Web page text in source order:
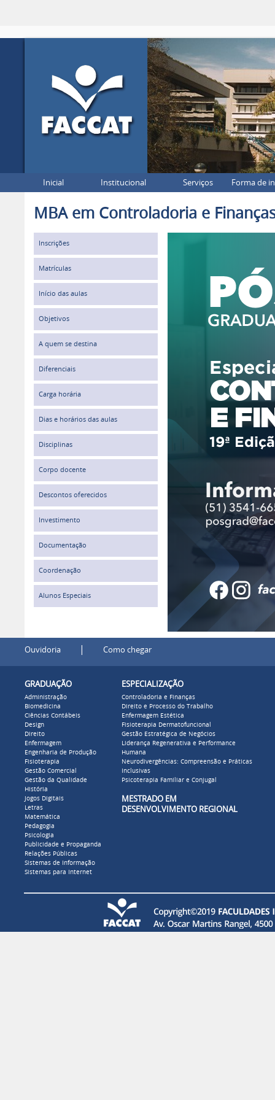
Inicial Institucional Serviços Forma de
MBA em Controladoria e
Inscrições
Matrículas
Início das aulas
Objetivos
A quem se destina
Diferenciais
Carga horária
Dias e horários das aulas
Disciplinas
Corpo docente
Descontos oferecidos
Investimento
Documentação
Coordenação
Alunos Especiais
Ouvidoria | Como chegar
GRADUAÇÃO
Administração
Biomedicina
Ciências Contábeis
Design
Direito
Enfermagem
Engenharia de Produção
Fisioterapia
Gestão Comercial
Gestão da Qualidade
História
Jogos Digitais
Letras
Matemática
Pedagogia
Psicologia
Publicidade e Propaganda
Relações Públicas
Sistemas de Informação
Sistemas para Internet
ESPECIALIZAÇÃO
Controladoria e Finanças
Direito e Processo do Trabalho
Enfermagem Estética
Fisioterapia Dermatofuncional
Gestão Estratégica de Negócios
Liderança Regenerativa e Performance
Humana
Neurodivergências: Compreensão e Práticas
Inclusivas
Psicoterapia Familiar e Conjugal
MESTRADO EM
DESENVOLVIMENTO REGIONAL